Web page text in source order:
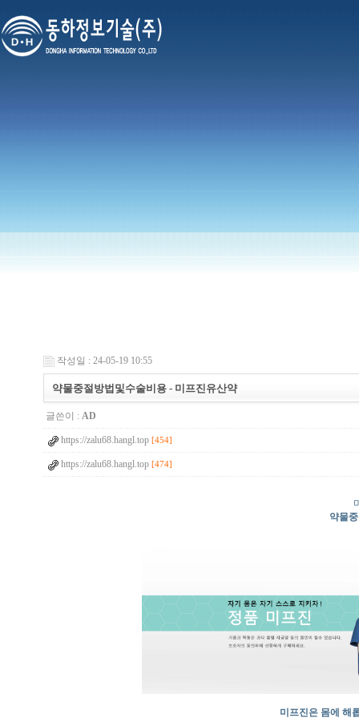
작성일 : 24-05-19 10:55
약물중절방법및수술비용 - 미프진유산약
글쓴이 : AD
https://zalu68.hangl.top [454]
https://zalu68.hangl.top [474]
약물
미프진은 몸에 해